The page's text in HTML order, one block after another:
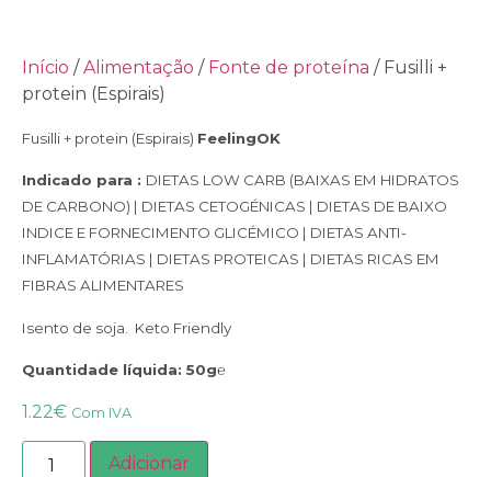
Início /Alimentação / Fonte de proteína / Fusilli +
protein (Espirais)
Fusilli + protein (Espirais) FeelingOK
Indicado para : DIETAS LOW CARB (BAIXAS EM HIDRATOS
DE CARBONO) | DIETAS CETOGÉNICAS | DIETAS DE BAIXO
INDICE E FORNECIMENTO GLICÉMICO | DIETAS ANTI-
INFLAMATÓRIAS | DIETAS PROTEICAS | DIETAS RICAS EM
FIBRAS ALIMENTARES
Isento de soja. Keto Friendly
Quantidade líquida: 50g℮
1.22€ Com IVA
Adicionar